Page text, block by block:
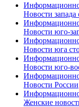
Новости
Новости юго-
Новости юга
Новости юго-
Новости России
Женские